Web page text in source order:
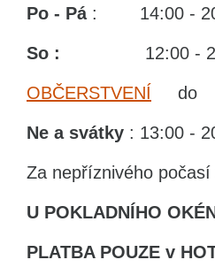
Po - Pá : 14:00 -
So : 12:00 -
OBČERSTVENÍ do
Ne a svátky : 13:00 -
Za nepříznivého počasí
U POKLADNÍHO
PLATBA POUZE v